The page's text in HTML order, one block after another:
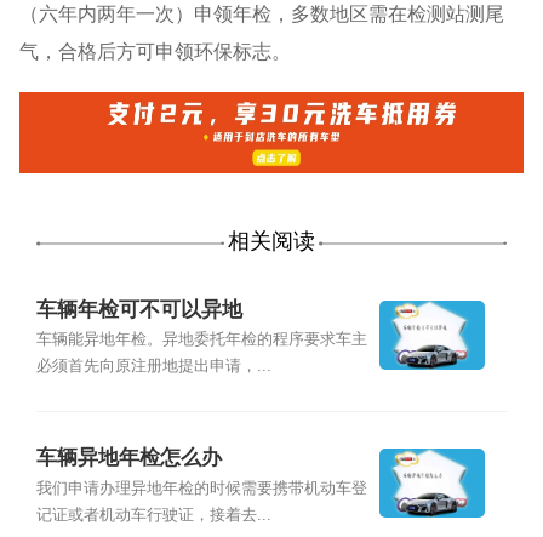
（六年内两年一次）申领年检，多数地区需在检测站测尾
气，合格后方可申领环保标志。
相关阅读
车辆年检可不可以异地
车辆能异地年检。异地委托年检的程序要求车主
必须首先向原注册地提出申请，...
车辆异地年检怎么办
我们申请办理异地年检的时候需要携带机动车登
记证或者机动车行驶证，接着去...